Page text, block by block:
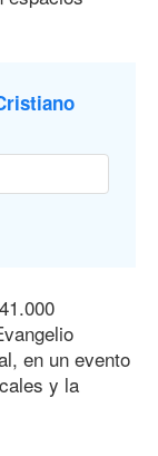
en un evento
y la